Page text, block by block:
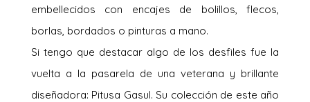
embellecidos con encajes de bolillos, flecos,
borlas, bordados o pinturas a mano.
Si tengo que destacar algo de los desfiles fue la
vuelta a la pasarela de una veterana y brillante
diseñadora: Pitusa Gasul. Su colección de este año